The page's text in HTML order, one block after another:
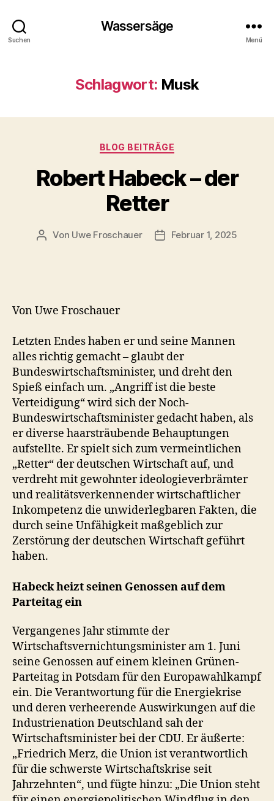
Suchen
Wassersäge
Menü
Schlagwort: Musk
Kategorien
BLOG BEITRÄGE
Robert Habeck – der
Retter
Beitragsautor
Von Uwe Froschauer Beitragsdatum
Februar 1, 2025
Von Uwe Froschauer
Letzten Endes haben er und seine Mannen
alles richtig gemacht – glaubt der
Bundeswirtschaftsminister, und dreht den
Spieß einfach um. „Angriff ist die beste
Verteidigung“ wird sich der Noch-
Bundeswirtschaftsminister gedacht haben, als
er diverse haarsträubende Behauptungen
aufstellte. Er spielt sich zum vermeintlichen
„Retter“ der deutschen Wirtschaft auf, und
verdreht mit gewohnter ideologieverbrämter
und realitätsverkennender wirtschaftlicher
Inkompetenz die unwiderlegbaren Fakten, die
durch seine Unfähigkeit maßgeblich zur
Zerstörung der deutschen Wirtschaft geführt
haben.
Habeck heizt seinen Genossen auf dem
Parteitag ein
Vergangenes Jahr stimmte der
Wirtschaftsvernichtungsminister am 1. Juni
seine Genossen auf einem kleinen Grünen-
Parteitag in Potsdam für den Europawahlkampf
ein. Die Verantwortung für die Energiekrise
und deren verheerende Auswirkungen auf die
Industrienation Deutschland sah der
Wirtschaftsminister bei der CDU. Er äußerte:
„Friedrich Merz, die Union ist verantwortlich
für die schwerste Wirtschaftskrise seit
Jahrzehnten“, und fügte hinzu: „Die Union steht